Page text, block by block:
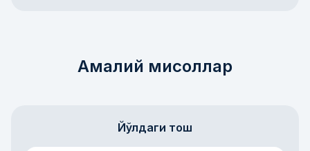
Амалий мисоллар
Йўлдаги тош